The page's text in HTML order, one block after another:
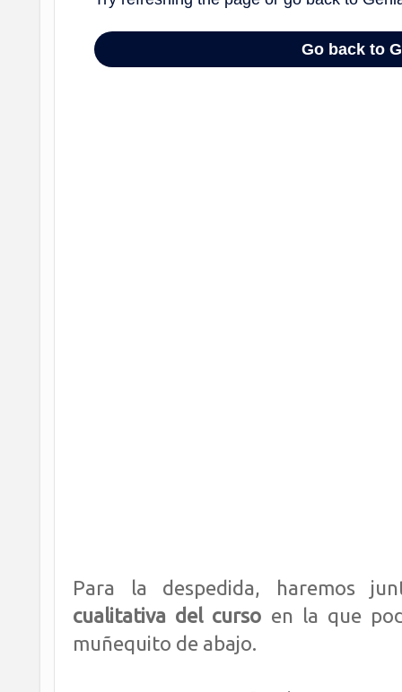
Para la despedida, haremos
cualitativa del curso en la que
muñequito de abajo.